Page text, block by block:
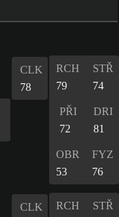
CLK
78
RCH
79
STŘ
74
PŘI
72
DRI
81
OBR
53
FYZ
76
CLK
RCH
STŘ